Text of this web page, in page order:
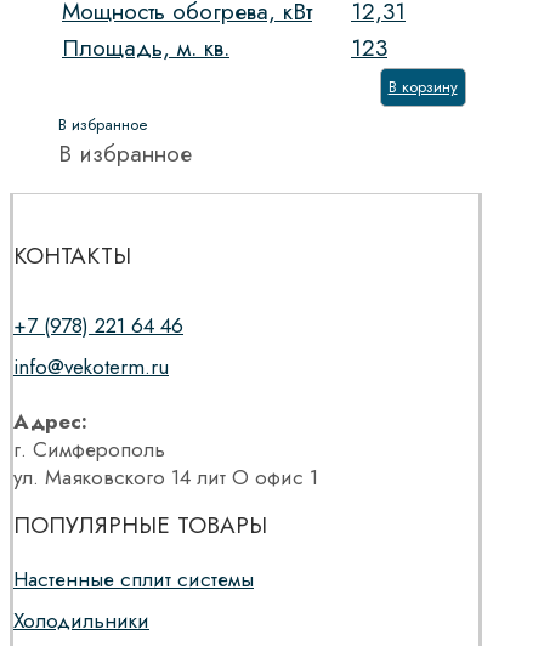
Мощность обогрева, кВт
12,31
Площадь, м. кв.
123
В корзину
В избранное
В избранное
КОНТАКТЫ
+7 (978) 221 64 46
info@vekoterm.ru
Адрес:
г. Симферополь
ул. Маяковского 14 лит О офис 1
ПОПУЛЯРНЫЕ ТОВАРЫ
Настенные сплит системы
Холодильники